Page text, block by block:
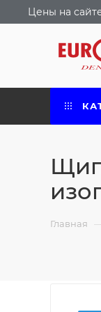
Цены на
Главная